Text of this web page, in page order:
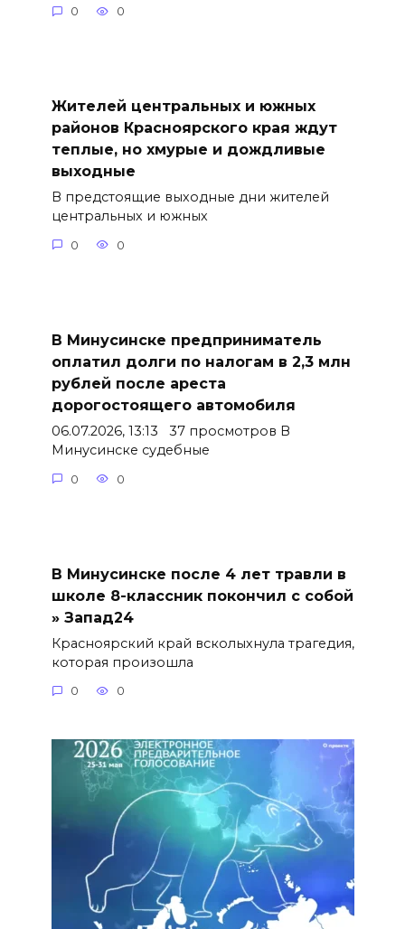
0 0
Жителей центральных и южных
районов Красноярского края ждут
теплые, но хмурые и дождливые
выходные
В предстоящие выходные дни жителей
центральных и южных
0 0
В Минусинске предприниматель
оплатил долги по налогам в 2,3 млн
рублей после ареста
дорогостоящего автомобиля
06.07.2026, 13:13 37 просмотров В
Минусинске судебные
0 0
В Минусинске после 4 лет травли в
школе 8-классник покончил с собой
» Запад24
Красноярский край всколыхнула трагедия,
которая произошла
0 0